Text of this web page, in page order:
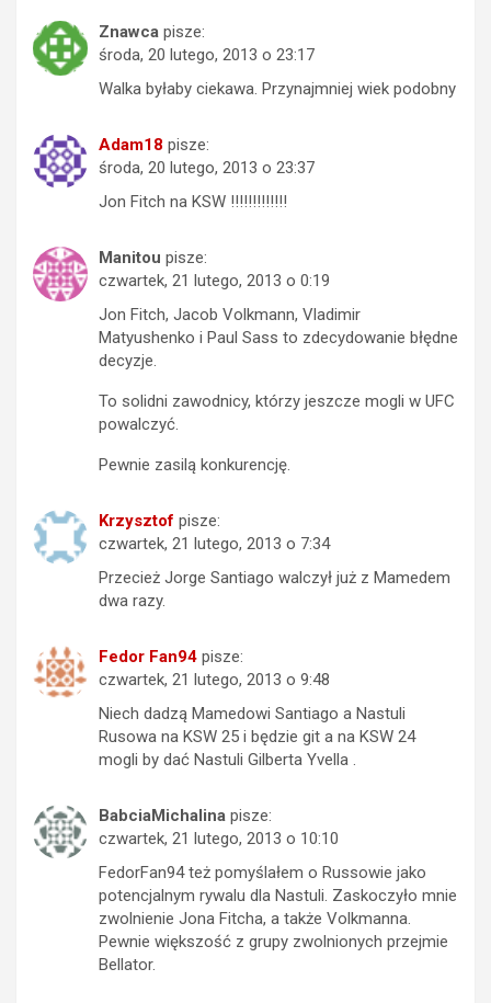
Znawca pisze:
środa, 20 lutego, 2013 o 23:17
Walka byłaby ciekawa. Przynajmniej wiek podobny
Adam18 pisze:
środa, 20 lutego, 2013 o 23:37
Jon Fitch na KSW !!!!!!!!!!!!!
Manitou pisze:
czwartek, 21 lutego, 2013 o 0:19
Jon Fitch, Jacob Volkmann, Vladimir
Matyushenko i Paul Sass to zdecydowanie błędne
decyzje.
To solidni zawodnicy, którzy jeszcze mogli w UFC
powalczyć.
Pewnie zasilą konkurencję.
Krzysztof pisze:
czwartek, 21 lutego, 2013 o 7:34
Przecież Jorge Santiago walczył już z Mamedem
dwa razy.
Fedor Fan94 pisze:
czwartek, 21 lutego, 2013 o 9:48
Niech dadzą Mamedowi Santiago a Nastuli
Rusowa na KSW 25 i będzie git a na KSW 24
mogli by dać Nastuli Gilberta Yvella .
BabciaMichalina pisze:
czwartek, 21 lutego, 2013 o 10:10
FedorFan94 też pomyślałem o Russowie jako
potencjalnym rywalu dla Nastuli. Zaskoczyło mnie
zwolnienie Jona Fitcha, a także Volkmanna.
Pewnie większość z grupy zwolnionych przejmie
Bellator.